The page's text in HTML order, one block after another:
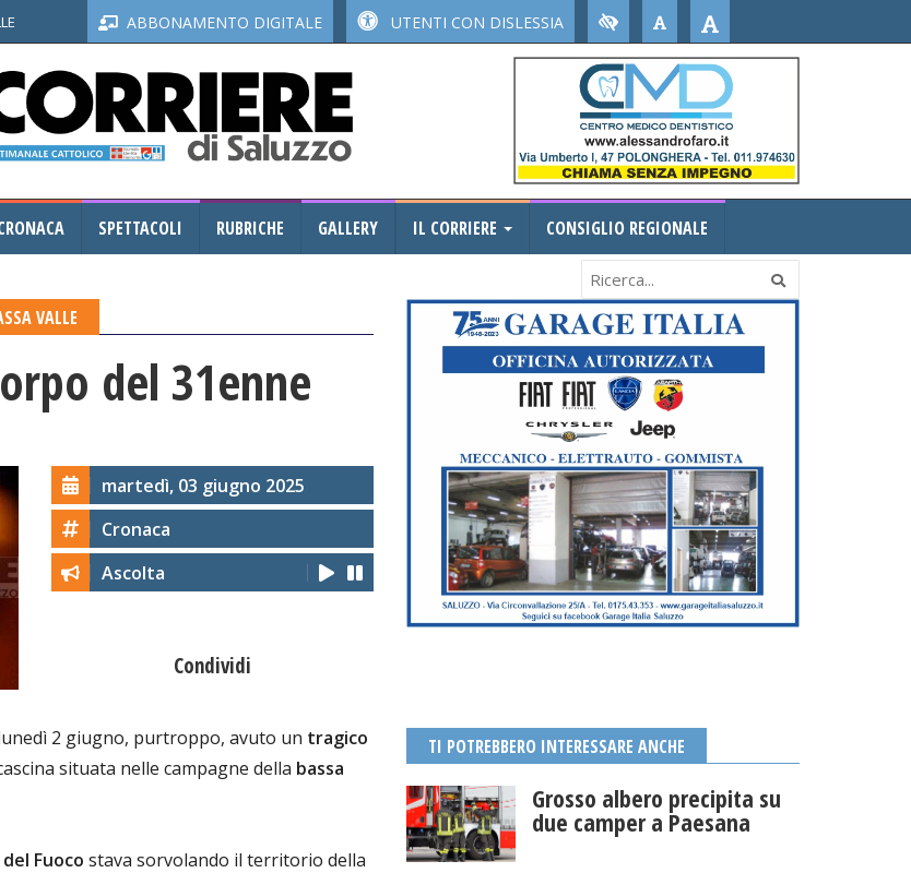
ABBONAMENTO DIGITALE UTENTI CON DISLESSIA
SPETTACOLI RUBRICHE GALLERY IL CORRIERE CONSIGLIO REGIONALE
VALLE
del 31enne
martedì, 03 giugno 2025
Cronaca
Ascolta
Condividi
2 giugno, purtroppo, avuto un tragico
situata nelle campagne della bassa
Fuoco stava sorvolando il territorio della
TI POTREBBERO INTERESSARE ANCHE
Grosso albero precipita su
due camper a Paesana